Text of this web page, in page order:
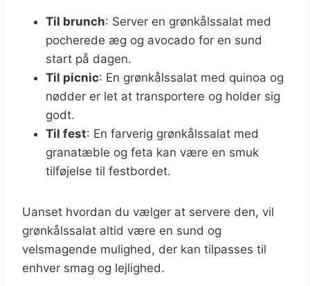
Til brunch: Server en grønkålssalat med
pocherede æg og avocado for en sund
start på dagen.
Til picnic: En grønkålssalat med quinoa og
nødder er let at transportere og holder sig
godt.
Til fest: En farverig grønkålssalat med
granatæble og feta kan være en smuk
tilføjelse til festbordet.
Uanset hvordan du vælger at servere den, vil
grønkålssalat altid være en sund og
velsmagende mulighed, der kan tilpasses til
enhver smag og lejlighed.